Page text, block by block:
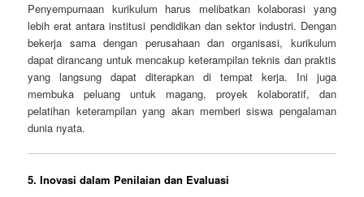
Penyempurnaan kurikulum harus melibatkan kolaborasi yang
lebih erat antara institusi pendidikan dan sektor industri. Dengan
bekerja sama dengan perusahaan dan organisasi, kurikulum
dapat dirancang untuk mencakup keterampilan teknis dan praktis
yang langsung dapat diterapkan di tempat kerja. Ini juga
membuka peluang untuk magang, proyek kolaboratif, dan
pelatihan keterampilan yang akan memberi siswa pengalaman
dunia nyata.
5.Inovasi dalam Penilaian dan Evaluasi